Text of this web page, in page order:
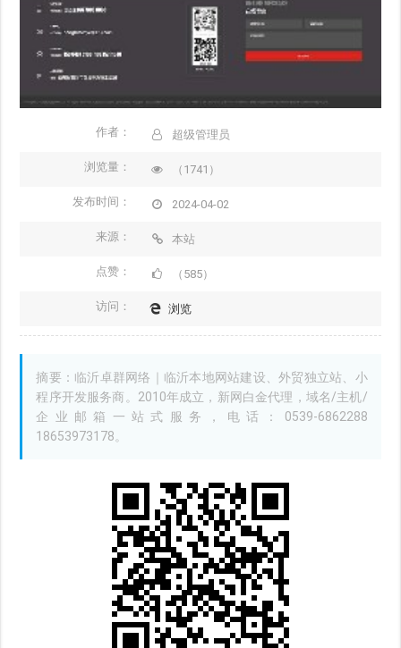
作者： 超级管理员
浏览量： （1741）
发布时间： 2024-04-02
来源： 本站
点赞： （585）
访问： 浏览
摘要：临沂卓群网络｜临沂本地网站建设、外贸独立站、小
程序开发服务商。2010年成立，新网白金代理，域名/主机/
企业邮箱一站式服务，电话：0539-6862288
18653973178。